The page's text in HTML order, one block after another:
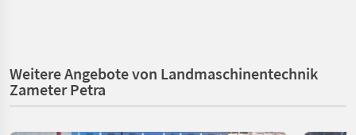
Weitere Angebote von Landmaschinentechnik
Zameter Petra